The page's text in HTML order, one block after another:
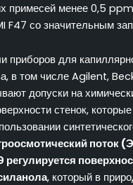
примесей менее 0,5
F47 со значительным
приборов для
в том числе Agilent,
допуски на
стенок,
поток
регулируется
, который в